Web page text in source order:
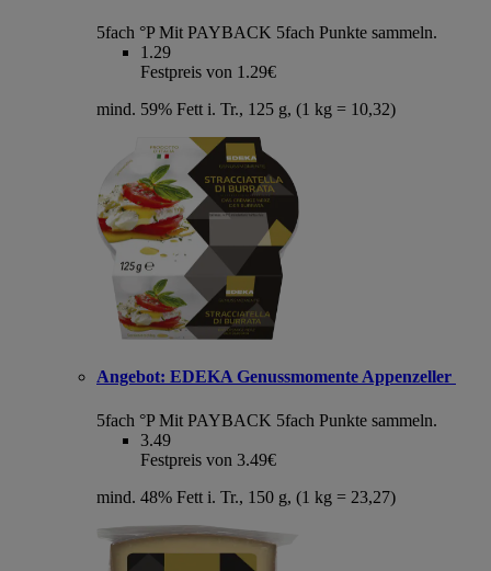
5fach °P Mit PAYBACK 5fach Punkte sammeln.
1.29
Festpreis von 1.29€
mind. 59% Fett i. Tr., 125 g, (1 kg = 10,32)
Angebot: EDEKA Genussmomente Appenzeller
5fach °P Mit PAYBACK 5fach Punkte sammeln.
3.49
Festpreis von 3.49€
mind. 48% Fett i. Tr., 150 g, (1 kg = 23,27)